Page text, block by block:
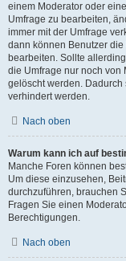
einem Moderator oder
Umfrage zu bearbeiten,
immer mit der Umfrage
dann können Benutzer
bearbeiten. Sollte
die Umfrage nur noch von
gelöscht werden.
verhindert werden.
Nach oben
Warum kann ich auf
Manche Foren können
Um diese einzusehen,
durchzuführen, brauchen
Fragen Sie einen
Berechtigungen.
Nach oben